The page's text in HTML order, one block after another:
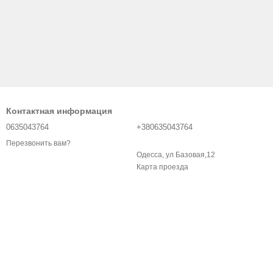
Контактная информация
0635043764
Перезвонить вам?
+380635043764
Одесса, ул Базовая,12
Карта проезда